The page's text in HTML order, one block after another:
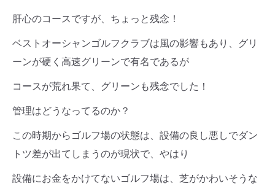
肝心のコースですが、ちょっと残念！
ベストオーシャンゴルフクラブは風の影響もあり、グリ
ーンが硬く高速グリーンで有名であるが
コースが荒れ果て、グリーンも残念でした！
管理はどうなってるのか？
この時期からゴルフ場の状態は、設備の良し悪しでダン
トツ差が出てしまうのが現状で、やはり
設備にお金をかけてないゴルフ場は、芝がかわいそうな